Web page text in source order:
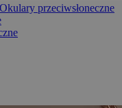
przeciwsłoneczne